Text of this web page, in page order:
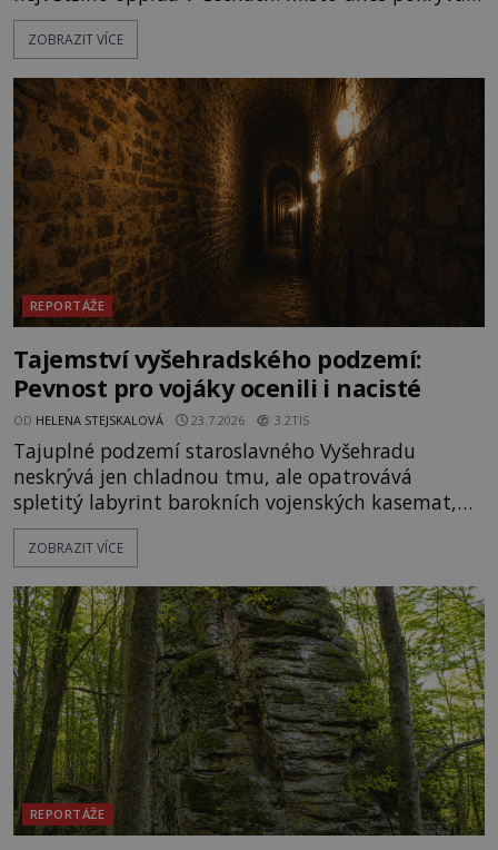
les, zbytky po kdysi monumentálním hradišti jsou
ale v terénu patrné stále. Co dalšího tu po Keltech
vrch Hr
ZOBRAZIT VÍCE
REPORTÁŽE
Tajemství vyšehradského podzemí:
Pevnost pro vojáky ocenili i nacisté
OD HELENA STEJSKALOVÁ 23.7.2026 3.2TIS
Tajuplné podzemí staroslavného Vyšehradu
neskrývá jen chladnou tmu, ale opatrovává
spletitý labyrint barokních vojenských kasemat,
zapomenuté chrámy a vzácné národní poklady.
Hluboko uvnitř mohutné skály nad řekou Vltavou
vyhýbá shonu moderní metropole. Místo, ke
kterému se vážou nejstarší české mýty, ve svých
temných útrobách střeží monumentální
ZOBRAZIT VÍCE
REPORTÁŽE